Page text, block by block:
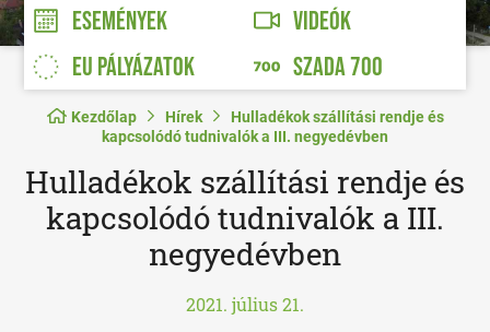
ESEMÉNYEK
VIDEÓK
EU PÁLYÁZATOK
SZADA 700
Kezdőlap Hírek
Hulladékok szállítási rendje és
kapcsolódó tudnivalók a III. negyedévben
Hulladékok szállítási rendje és
kapcsolódó tudnivalók a III.
negyedévben
2021. július 21.